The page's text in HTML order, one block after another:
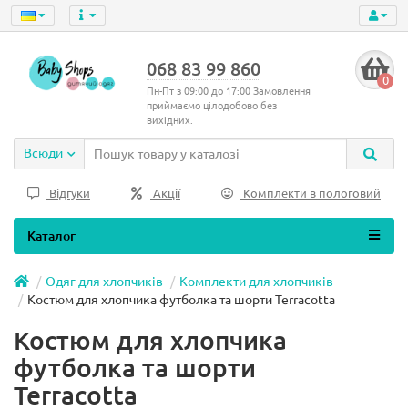
068 83 99 860
Пн-Пт з 09:00 до 17:00 Замовлення
приймаємо цілодобово без
вихідних.
0
Всюди
Відгуки Акції Комплекти в пологовий
Каталог
Одяг для хлопчиків
Комплекти для хлопчиків
Костюм для хлопчика футболка та шорти Terracotta
Костюм для хлопчика
футболка та шорти
Terracotta